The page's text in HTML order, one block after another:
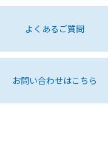
よくあるご質問
お問い合わせはこちら